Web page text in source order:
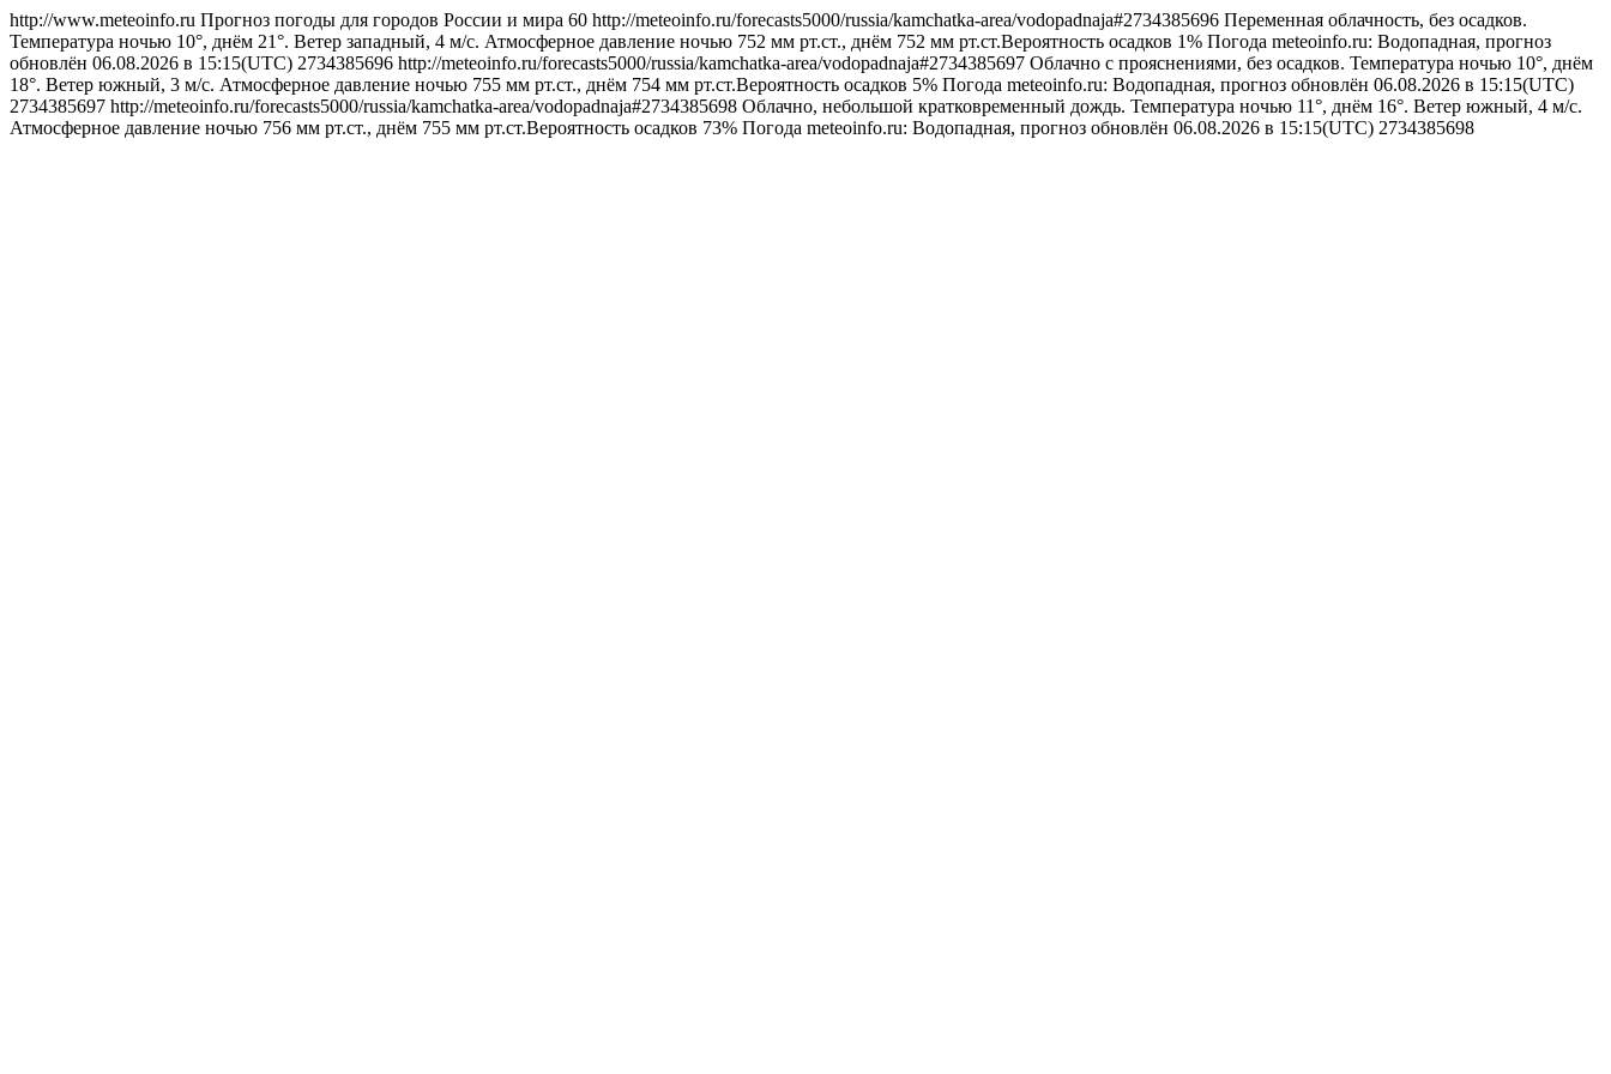
http://www.meteoinfo.ru Прогноз погоды для городов России и мира 60 http://meteoinfo.ru/forecasts5000/russia/kamchatka-area/vodopadnaja#2734385696 Переменная облачность, без осадков.
Температура ночью 10°, днём 21°. Ветер западный, 4 м/с. Атмосферное давление ночью 752 мм рт.ст., днём 752 мм рт.ст.Вероятность осадков 1% Погода meteoinfo.ru: Водопадная, прогноз
обновлён 06.08.2026 в 15:15(UTC) 2734385696 http://meteoinfo.ru/forecasts5000/russia/kamchatka-area/vodopadnaja#2734385697 Облачно с прояснениями, без осадков. Температура ночью 10°, днём
18°. Ветер южный, 3 м/с. Атмосферное давление ночью 755 мм рт.ст., днём 754 мм рт.ст.Вероятность осадков 5% Погода meteoinfo.ru: Водопадная, прогноз обновлён 06.08.2026 в 15:15(UTC)
2734385697 http://meteoinfo.ru/forecasts5000/russia/kamchatka-area/vodopadnaja#2734385698 Облачно, небольшой кратковременный дождь. Температура ночью 11°, днём 16°. Ветер южный, 4 м/с.
Атмосферное давление ночью 756 мм рт.ст., днём 755 мм рт.ст.Вероятность осадков 73% Погода meteoinfo.ru: Водопадная, прогноз обновлён 06.08.2026 в 15:15(UTC) 2734385698